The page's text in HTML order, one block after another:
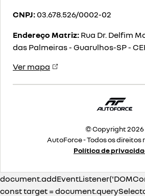
CNPJ: 03.678.526/0002-02
Endereço Matriz: Rua Dr. Delfim
das Palmeiras - Guarulhos-SP-
Ver mapa
© Copyright 2026
AutoForce - Todos os direitos
Política de
const target =